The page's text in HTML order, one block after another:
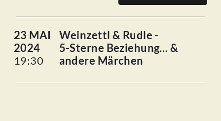
23 MAI
2024
19:30
Weinzettl & Rudle -
5-Sterne Beziehung… &
andere Märchen